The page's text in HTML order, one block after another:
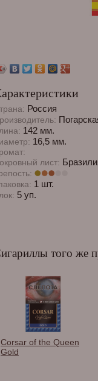
Россия
142 мм.
16,5 мм.
лист:
1 шт.
5 уп.
того же
Corsar of the Queen
Gold